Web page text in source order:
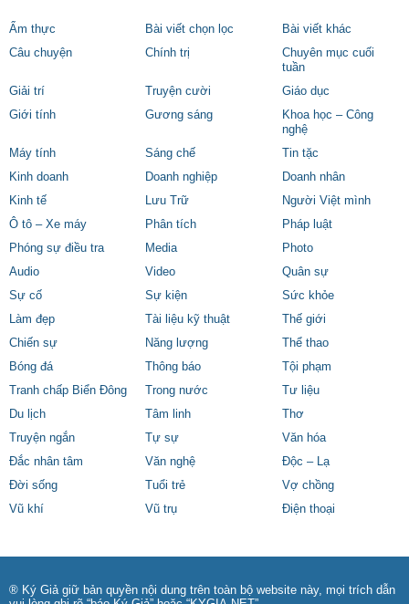
Ẩm thực Bài viết chọn lọc
Bài viết khác
Câu chuyện
Chính trị
Chuyên mục cuối
tuần
Giải trí
Truyện cười
Giáo dục
Giới tính
Gương sáng
Khoa học – Công
nghệ
Máy tính
Sáng chế
Tin tặc
Kinh doanh
Doanh nghiệp
Doanh nhân
Kinh tế
Lưu Trữ
Người Việt mình
Ô tô – Xe máy
Phân tích
Pháp luật
Phóng sự điều tra
Media
Photo
Audio
Video
Quân sự
Sự cố
Sự kiện
Sức khỏe
Làm đẹp
Tài liệu kỹ thuật
Thế giới
Chiến sự
Năng lượng
Thể thao
Bóng đá
Thông báo
Tội phạm
Tranh chấp Biển Đông
Trong nước
Tư liệu
Du lịch
Tâm linh
Thơ
Truyện ngắn
Tự sự
Văn hóa
Đắc nhân tâm
Văn nghệ
Độc – Lạ
Đời sống
Tuổi trẻ
Vợ chồng
Vũ khí
Vũ trụ Điện thoại
® Ký Giả giữ bản quyền nội dung trên toàn bộ website này, mọi trích dẫn